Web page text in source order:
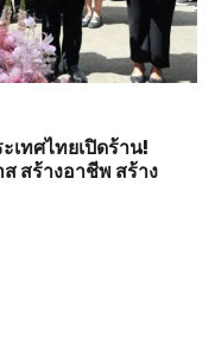
เทศไทยเปิดร้าน!
สร้างอาชีพ สร้าง